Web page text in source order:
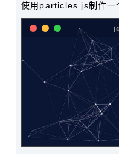
使用particles.js制作一